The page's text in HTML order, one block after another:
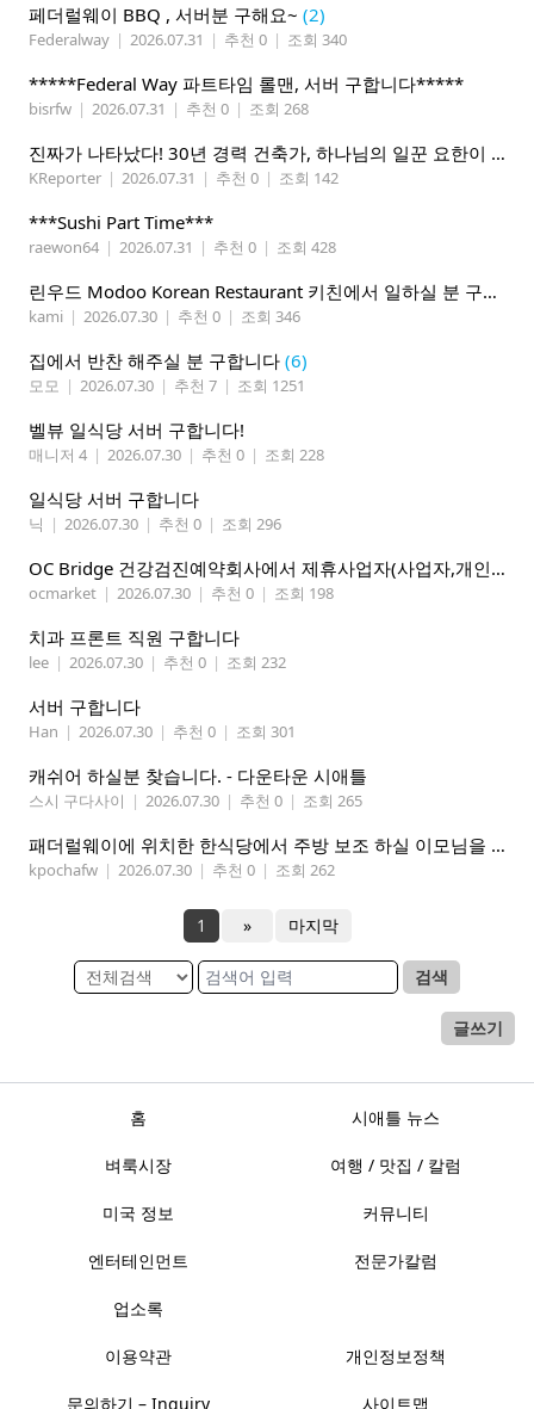
페더럴웨이 BBQ , 서버분 구해요~ (2)
Federalway | 2026.07.31 | 추천 0 | 조회 340
*****Federal Way 파트타임 롤맨, 서버 구합니다*****
bisrfw | 2026.07.31 | 추천 0 | 조회 268
진짜가 나타났다! 30년 경력 건축가, 하나님의 일꾼 요한이 책임 시공합니다.
KReporter | 2026.07.31 | 추천 0 | 조회 142
***Sushi Part Time***
raewon64 | 2026.07.31 | 추천 0 | 조회 428
린우드 Modoo Korean Restaurant 키친에서 일하실 분 구합니다
kami | 2026.07.30 | 추천 0 | 조회 346
집에서 반찬 해주실 분 구합니다 (6)
모모 | 2026.07.30 | 추천 7 | 조회 1251
벨뷰 일식당 서버 구합니다!
매니저 4 | 2026.07.30 | 추천 0 | 조회 228
일식당 서버 구합니다
닉 | 2026.07.30 | 추천 0 | 조회 296
OC Bridge 건강검진예약회사에서 제휴사업자(사업자,개인)모집 (재택근무)
ocmarket | 2026.07.30 | 추천 0 | 조회 198
치과 프론트 직원 구합니다
lee | 2026.07.30 | 추천 0 | 조회 232
서버 구합니다
Han | 2026.07.30 | 추천 0 | 조회 301
캐쉬어 하실분 찾습니다. - 다운타운 시애틀
스시 구다사이 | 2026.07.30 | 추천 0 | 조회 265
패더럴웨이에 위치한 한식당에서 주방 보조 하실 이모님을 찾고 있습니다
kpochafw | 2026.07.30 | 추천 0 | 조회 262
1 » 마지막
검색
글쓰기
홈 시애틀 뉴스
벼룩시장 여행 / 맛집 / 칼럼
미국 정보 커뮤니티
엔터테인먼트 전문가칼럼
업소록
이용약관 개인정보정책
문의하기 – Inquiry 사이트맵